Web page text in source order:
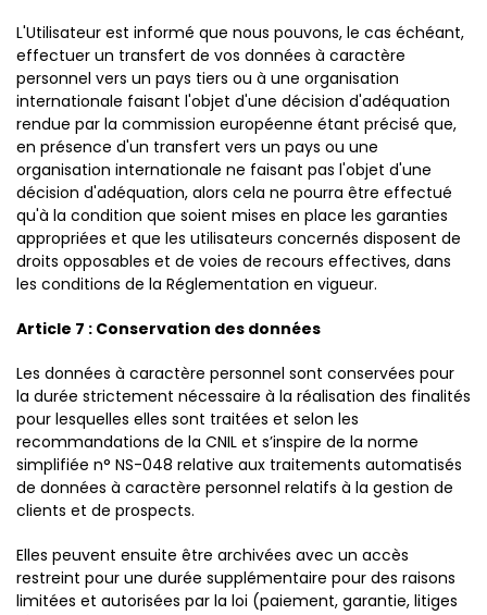
L'Utilisateur est informé que nous pouvons, le cas échéant,
effectuer un transfert de vos données à caractère
personnel vers un pays tiers ou à une organisation
internationale faisant l'objet d'une décision d'adéquation
rendue par la commission européenne étant précisé que,
en présence d'un transfert vers un pays ou une
organisation internationale ne faisant pas l'objet d'une
décision d'adéquation, alors cela ne pourra être effectué
qu'à la condition que soient mises en place les garanties
appropriées et que les utilisateurs concernés disposent de
droits opposables et de voies de recours effectives, dans
les conditions de la Réglementation en vigueur.
Article 7 : Conservation des données
Les données à caractère personnel sont conservées pour
la durée strictement nécessaire à la réalisation des finalités
pour lesquelles elles sont traitées et selon les
recommandations de la CNIL et s’inspire de la norme
simplifiée n° NS-048 relative aux traitements automatisés
de données à caractère personnel relatifs à la gestion de
clients et de prospects.
Elles peuvent ensuite être archivées avec un accès
restreint pour une durée supplémentaire pour des raisons
limitées et autorisées par la loi (paiement, garantie, litiges